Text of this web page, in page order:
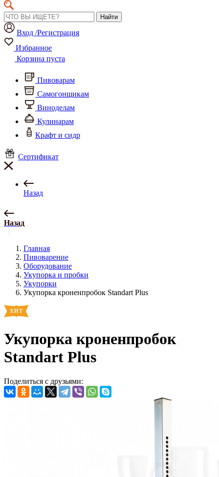
Найти
Вход /Регистрация
Избранное
Корзина пуста
Пивоварам
Самогонщикам
Виноделам
Кулинарам
Крафт и сидр
Сертификат
Назад
Назад
Главная
Пивоварение
Оборудование
Укупорка и пробки
Укупорки
Укупорка кроненпробок Standart Plus
Укупорка кроненпробок
Standart Plus
Поделиться с друзьями: